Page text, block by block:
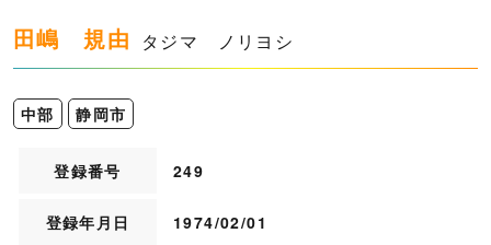
田嶋 規由 タジマ ノリヨシ
中部 静岡市
登録番号 249
登録年月日 1974/02/01